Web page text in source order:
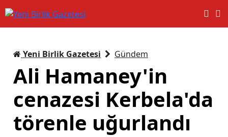
Yeni Birlik Gazetesi Gündem
Ali Hamaney'in
cenazesi Kerbela'da
törenle uğurlandı